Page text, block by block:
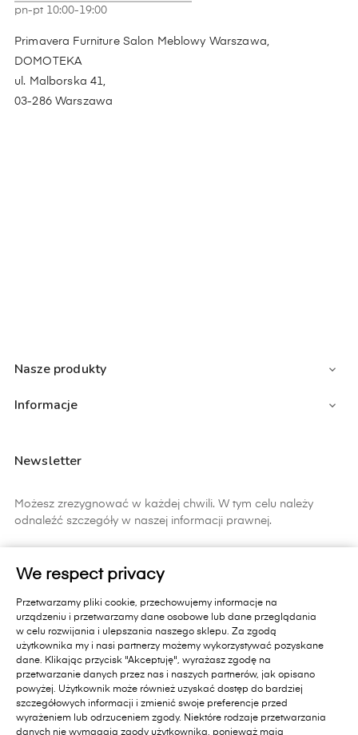
pn-pt 10:00-19:00
Primavera Furniture Salon Meblowy Warszawa,
DOMOTEKA
ul. Malborska 41,
03-286 Warszawa
Nasze produkty 
Informacje 
Newsletter
Możesz zrezygnować w każdej chwili. W tym celu należy
odnaleźć szczegóły w naszej informacji prawnej.
otrzymywanie informacji handlowych od Primavera Furniture Sp. z
o.o. 11-010 Barczewo, Dąbrówka Mała 18 A.. Pamiętaj, zgoda jest
dobrowolna i masz prawo cofnąć zgodę w każdym czasie oraz
prawo dostępu do danych, sprostowania, usunięcia lub
ograniczenia przetwarzania, prawo wniesienia skargi do organu
nadzorczego lub przeniesienia danych. Administratorem Państwa
danych jest Primavera Furniture Sp. z o.o. 11-010 Barczewo,
Dąbrówka Mała 18A.. Administrator przetwarza dane zgodnie z
We respect privacy
Przetwarzamy pliki cookie, przechowujemy informacje na
urządzeniu i przetwarzamy dane osobowe lub dane przeglądania
w celu rozwijania i ulepszania naszego sklepu. Za zgodą
użytkownika my i nasi partnerzy możemy wykorzystywać pozyskane
dane. Klikając przycisk "Akceptuję", wyrażasz zgodę na
przetwarzanie danych przez nas i naszych partnerów, jak opisano
powyżej. Użytkownik może również uzyskać dostęp do bardziej
szczegółowych informacji i zmienić swoje preferencje przed
wyrażeniem lub odrzuceniem zgody. Niektóre rodzaje przetwarzania
danych nie wymagają zgody użytkownika, ponieważ mają